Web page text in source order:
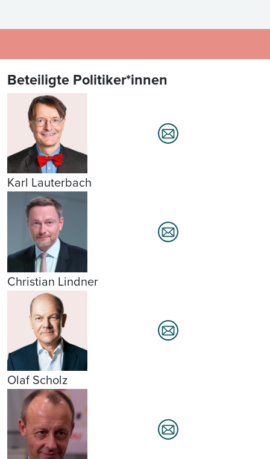
Beteiligte Politiker*innen
Karl Lauterbach
Christian Lindner
Olaf Scholz